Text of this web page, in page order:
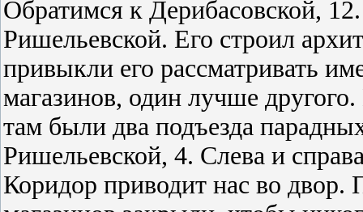
Обратимся к Дерибасовской,
Ришельевской. Его строил
привыкли его рассматривать
магазинов, один лучше
там были два подъезда
Ришельевской, 4. Слева и
Коридор приводит нас во двор.